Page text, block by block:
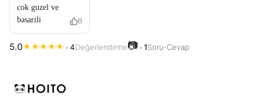
cok guzel ve
basarili
0
5.0★★★★★ •4Değerlendirme📷•1Soru-Cevap